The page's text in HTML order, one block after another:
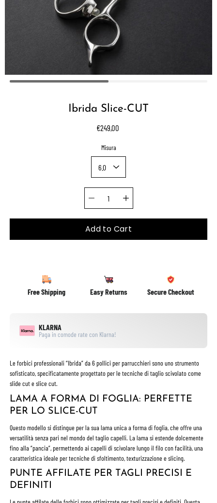
Ibrida Slice-CUT
€249,00
Misura
Select
variant
Quantity selector
Add to Cart
Free Shipping Easy Returns Secure Checkout
KLARNA
Paga in comode rate con Klarna!
Le forbici professionali “Ibrida” da 6 pollici per parrucchieri sono uno strumento
sofisticato, specificatamente progettato per le tecniche di taglio scivolato come
slide cut e slice cut.
LAMA A FORMA DI FOGLIA: PERFETTE
PER LO SLICE-CUT
Questo modello si distingue per la sua lama unica a forma di foglia, che offre una
versatilità senza pari nel mondo del taglio capelli. La lama si estende dolcemente
fino alla “pancia”, permettendo ai capelli di scivolare lungo il filo con facilità, una
caratteristica ideale per tecniche di sfoltimento, texturizzazione e slicing.
PUNTE AFFILATE PER TAGLI PRECISI E
DEFINITI